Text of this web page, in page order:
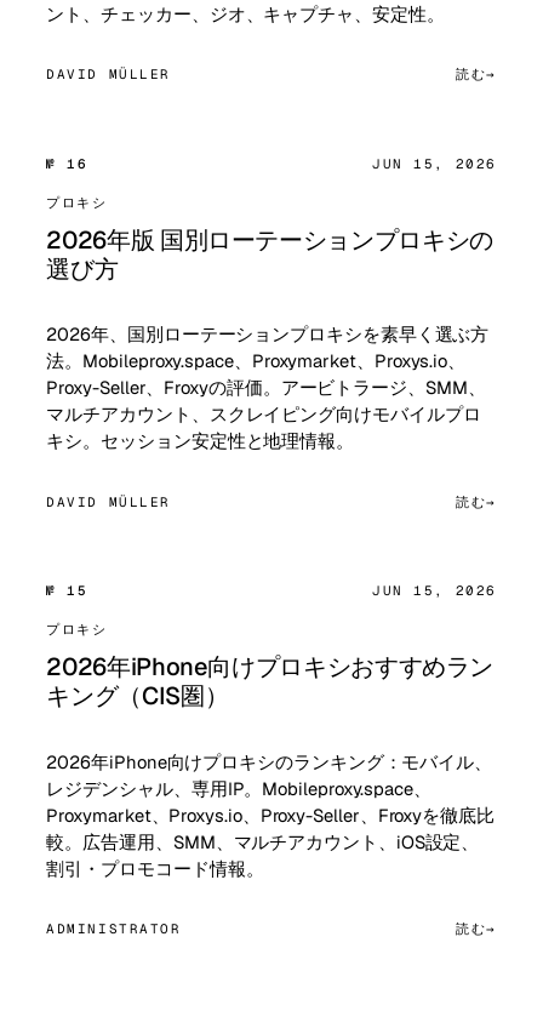
ント、チェッカー、ジオ、キャプチャ、安定性。
DAVID MÜLLER 読む
№ 16 JUN 15, 2026
プロキシ
2026年版 国別ローテーションプロキシの
選び方
2026年、国別ローテーションプロキシを素早く選ぶ方
法。Mobileproxy.space、Proxymarket、Proxys.io、
Proxy-Seller、Froxyの評価。アービトラージ、SMM、
マルチアカウント、スクレイピング向けモバイルプロ
キシ。セッション安定性と地理情報。
DAVID MÜLLER 読む
№ 15 JUN 15, 2026
プロキシ
2026年iPhone向けプロキシおすすめラン
キング（CIS圏）
2026年iPhone向けプロキシのランキング：モバイル、
レジデンシャル、専用IP。Mobileproxy.space、
Proxymarket、Proxys.io、Proxy-Seller、Froxyを徹底比
較。広告運用、SMM、マルチアカウント、iOS設定、
割引・プロモコード情報。
ADMINISTRATOR 読む